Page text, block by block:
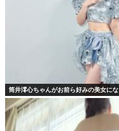
筒井澪心ちゃんがお前ら好みの美女に